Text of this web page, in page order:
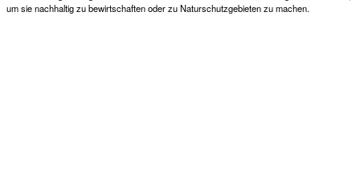
um sie nachhaltig zu bewirtschaften oder zu Naturschutzgebieten zu machen.